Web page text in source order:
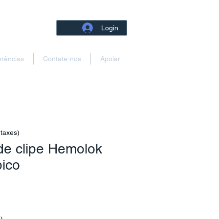
Login
Contate-nos Apoiar
clipe Hemolok